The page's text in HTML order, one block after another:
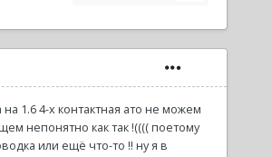
1.6 4-х контактная ато не можем
непонятно как так !(((( поетому
или ещё что-то !! ну я в